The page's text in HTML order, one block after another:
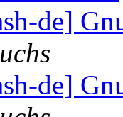
de]
de]